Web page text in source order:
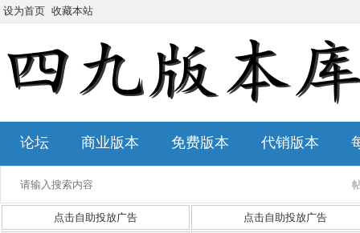
设为首页 收藏本站
论坛 商业版本 免费版本 代销版本
点击自助投放广告 点击自助投放广告